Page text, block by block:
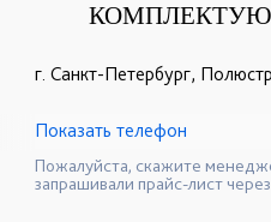
г. Санкт-Петербург,
☎+7(812) 380-66-86
Показать телефон
Пожалуйста, скажите
запрашивали прайс-лист